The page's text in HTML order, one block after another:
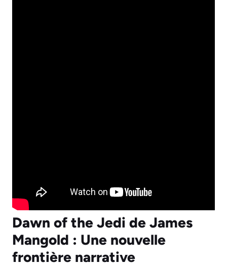
Dawn of the Jedi de James
Mangold : Une nouvelle
frontière narrative